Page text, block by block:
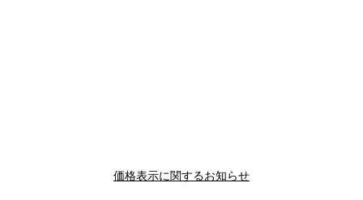
価格表示に関するお知らせ